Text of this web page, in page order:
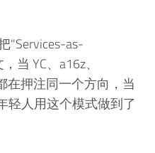
"Services-as-
当 YC、a16z、
在押注同一个方向，当
轻人用这个模式做到了